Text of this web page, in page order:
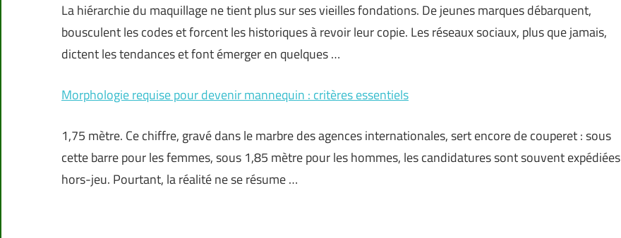
La hiérarchie du maquillage ne tient plus sur ses vieilles fondations. De jeunes marques débarquent,
bousculent les codes et forcent les historiques à revoir leur copie. Les réseaux sociaux, plus que jamais,
dictent les tendances et font émerger en quelques …
Morphologie requise pour devenir mannequin : critères essentiels
1,75 mètre. Ce chiffre, gravé dans le marbre des agences internationales, sert encore de couperet : sous
cette barre pour les femmes, sous 1,85 mètre pour les hommes, les candidatures sont souvent expédiées
hors-jeu. Pourtant, la réalité ne se résume …